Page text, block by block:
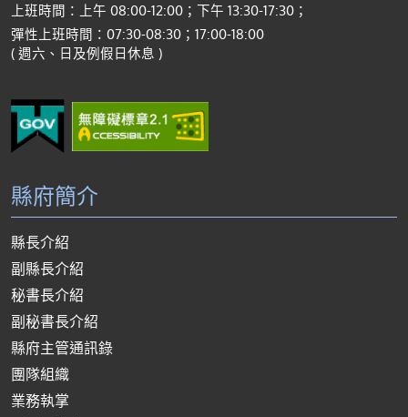
上班時間：上午 08:00-12:00；下午 13:30-17:30；
彈性上班時間：07:30-08:30；17:00-18:00
( 週六、日及例假日休息 )
縣府簡介
縣長介紹
副縣長介紹
秘書長介紹
副秘書長介紹
縣府主管通訊錄
團隊組織
業務執掌